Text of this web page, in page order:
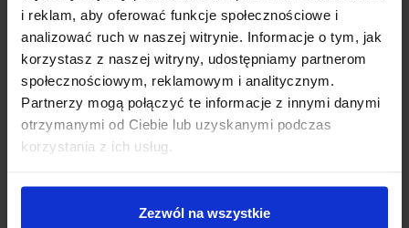
i reklam, aby oferować funkcje społecznościowe i
analizować ruch w naszej witrynie. Informacje o tym, jak
korzystasz z naszej witryny, udostępniamy partnerom
społecznościowym, reklamowym i analitycznym.
Partnerzy mogą połączyć te informacje z innymi danymi
otrzymanymi od Ciebie lub uzyskanymi podczas
korzystania z ich usług.
Zezwól na wszystkie
ZAWARTOŚĆ ZESTAWU:
Obudowa Z96JH